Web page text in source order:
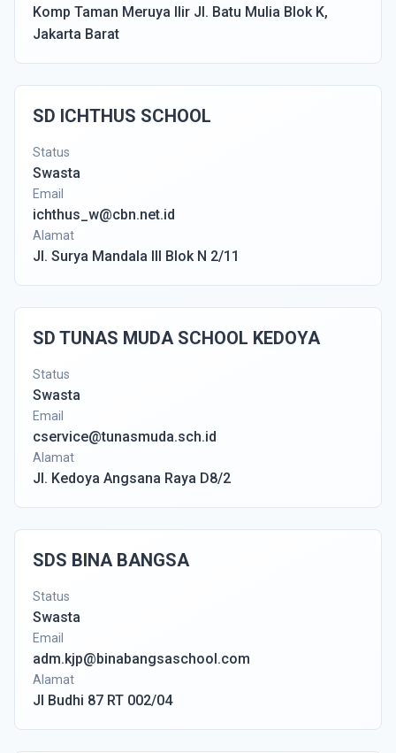
Komp Taman Meruya Ilir Jl. Batu Mulia Blok K,
Jakarta Barat
SD ICHTHUS SCHOOL
Status
Swasta
Email
ichthus_w@cbn.net.id
Alamat
Jl. Surya Mandala III Blok N 2/11
SD TUNAS MUDA SCHOOL KEDOYA
Status
Swasta
Email
cservice@tunasmuda.sch.id
Alamat
Jl. Kedoya Angsana Raya D8/2
SDS BINA BANGSA
Status
Swasta
Email
adm.kjp@binabangsaschool.com
Alamat
Jl Budhi 87 RT 002/04